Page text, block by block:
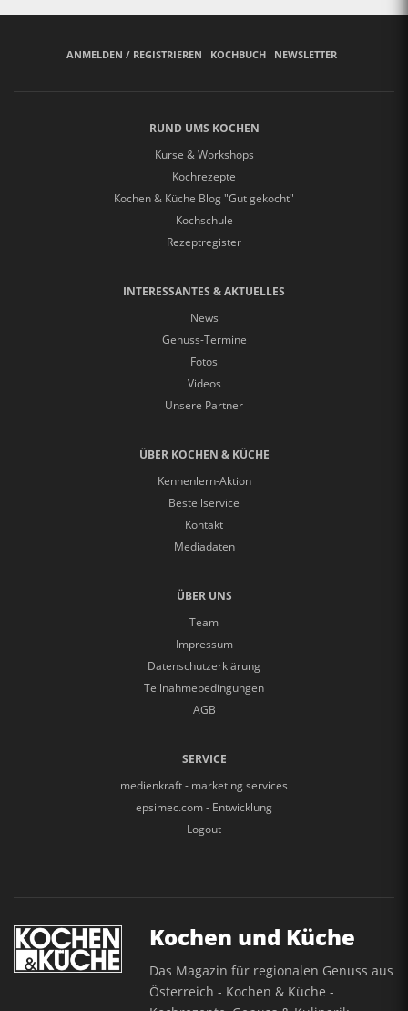
ANMELDEN / REGISTRIEREN KOCHBUCH NEWSLETTER
RUND UMS KOCHEN
Kurse & Workshops
Kochrezepte
Kochen & Küche Blog "Gut gekocht"
Kochschule
Rezeptregister
INTERESSANTES & AKTUELLES
News
Genuss-Termine
Fotos
Videos
Unsere Partner
ÜBER KOCHEN & KÜCHE
Kennenlern-Aktion
Bestellservice
Kontakt
Mediadaten
ÜBER UNS
Team
Impressum
Datenschutzerklärung
Teilnahmebedingungen
AGB
SERVICE
medienkraft - marketing services
epsimec.com - Entwicklung
Logout
Kochen und Küche
Das Magazin für regionalen Genuss aus
Österreich - Kochen & Küche -